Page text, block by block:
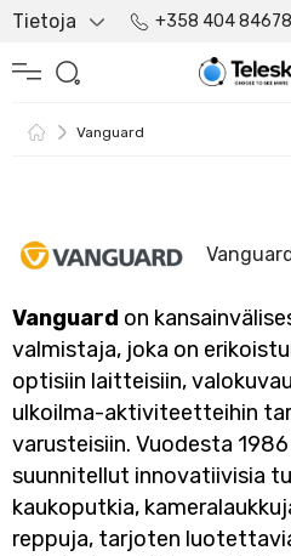
Tietoja +358 404
Vanguard
Vanguard on
valmistaja, joka on
optisiin laitteisiin,
ulkoilma-aktiviteetteihin
varusteisiin. Vuodesta
suunnitellut innovatiivisia
kaukoputkia,
reppuja, tarjoten